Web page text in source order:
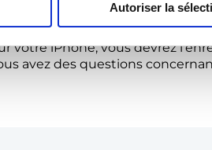
Autoriser la
ci-dessus vous
puis réessayer les
votre iPhone, vous devrez
avez des questions